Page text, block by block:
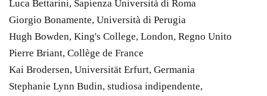
Luca Bettarini, Sapienza Università di Roma
Giorgio Bonamente, Università di Perugia
Hugh Bowden, King's College, London, Regno Unito
Pierre Briant, Collège de France
Kai Brodersen, Universität Erfurt, Germania
Stephanie Lynn Budin, studiosa indipendente,